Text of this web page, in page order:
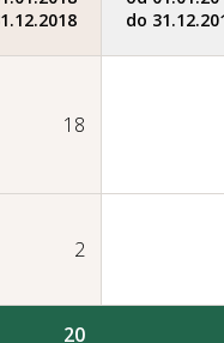
do
18
2
20